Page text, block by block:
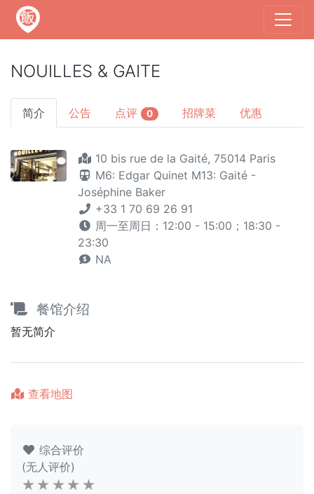
NOUILLES & GAITE
简介 公告 点评 0 招牌菜 优惠
10 bis rue de la Gaité, 75014 Paris
M6: Edgar Quinet M13: Gaité -
Joséphine Baker
+33 1 70 69 26 91
周一至周日：12:00 - 15:00；18:30 -
23:30
NA
餐馆介绍
暂无简介
查看地图
综合评价
(无人评价)